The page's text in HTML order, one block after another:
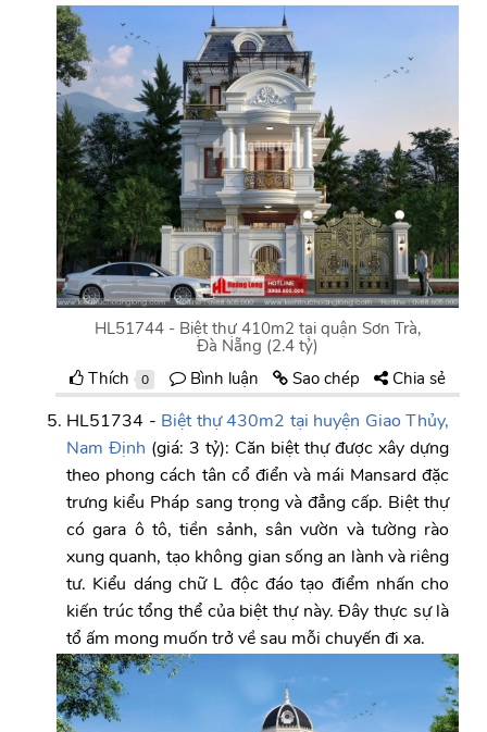
HL51744 - Biệt thự 410m2 tại quận Sơn Trà,
Đà Nẵng (2.4 tỷ)
Thích 0 Bình luận Sao chép Chia sẻ
HL51734 - Biệt thự 430m2 tại huyện Giao Thủy,
Nam Định (giá: 3 tỷ): Căn biệt thự được xây dựng
theo phong cách tân cổ điển và mái Mansard đặc
trưng kiểu Pháp sang trọng và đẳng cấp. Biệt thự
có gara ô tô, tiền sảnh, sân vườn và tường rào
xung quanh, tạo không gian sống an lành và riêng
tư. Kiểu dáng chữ L độc đáo tạo điểm nhấn cho
kiến trúc tổng thể của biệt thự này. Đây thực sự là
tổ ấm mong muốn trở về sau mỗi chuyến đi xa.